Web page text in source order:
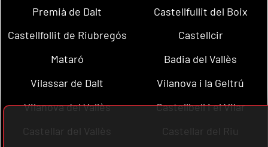
Premià de Dalt
Castellfullit del Boix
Castellfollit de Riubregós
Castellcir
Mataró
Badia del Vallès
Vilassar de Dalt
Vilanova i la Geltrú
Vilanova del Vallès
Castellbell i el Vilar
Castellar del Vallès
Castellar del Riu